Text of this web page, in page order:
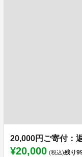
20,000円ご寄付：
¥20,000 (税込)残り